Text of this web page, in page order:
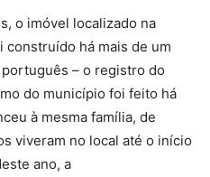
o imóvel localizado na
construído há mais de um
– o registro do
do município foi feito há
à mesma família, de
viveram no local até o início
ano, a